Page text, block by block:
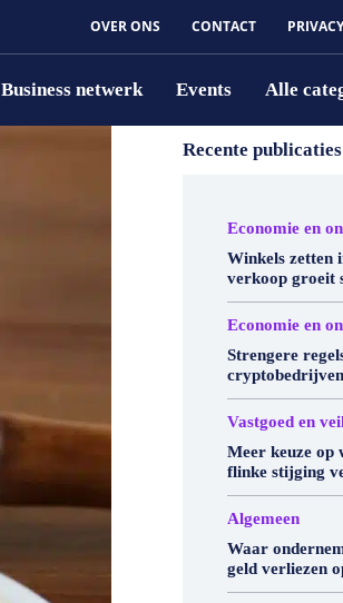
OVER ONS CONTACT PRIVACY
Business netwerk Events Alle
Recente publicaties
Economie en
Winkels zetten
verkoop groeit
Economie en
Strengere
Vastgoed en
Meer keuze
flinke stijging
Algemeen
Waar
geld verliezen